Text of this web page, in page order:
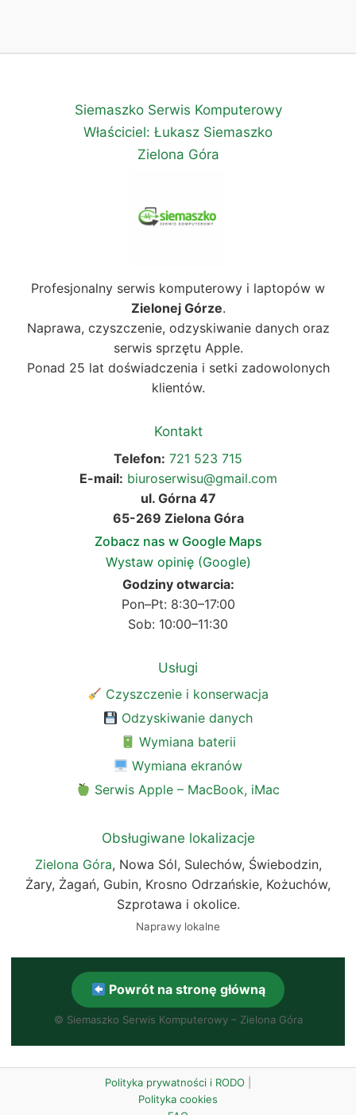
Siemaszko Serwis Komputerowy
Właściciel: Łukasz Siemaszko
Zielona Góra
Profesjonalny serwis komputerowy i laptopów w
Zielonej Górze.
Naprawa, czyszczenie, odzyskiwanie danych oraz
serwis sprzętu Apple.
Ponad 25 lat doświadczenia i setki zadowolonych
klientów.
Kontakt
Telefon: 721 523 715
E-mail: biuroserwisu@gmail.com
ul. Górna 47
65-269 Zielona Góra
Zobacz nas w Google Maps
Wystaw opinię (Google)
Godziny otwarcia:
Pon–Pt: 8:30–17:00
Sob: 10:00–11:30
Usługi
Czyszczenie i konserwacja
Odzyskiwanie danych
Wymiana baterii
Wymiana ekranów
Serwis Apple – MacBook, iMac
Obsługiwane lokalizacje
Zielona Góra, Nowa Sól, Sulechów, Świebodzin,
Żary, Żagań, Gubin, Krosno Odrzańskie, Kożuchów,
Szprotawa i okolice.
Naprawy lokalne
Powrót na stronę główną
© Siemaszko Serwis Komputerowy – Zielona Góra
Polityka prywatności i RODO
Polityka cookies